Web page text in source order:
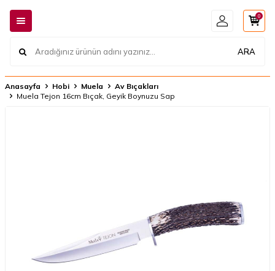
ARA
0
Anasayfa Hobi Muela
Av Bıçakları
Muela Tejon 16cm Bıçak, Geyik Boynuzu Sap